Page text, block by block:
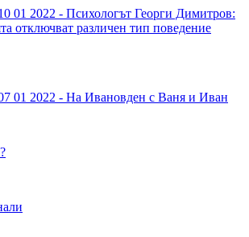
01 2022 - Психологът Георги Димитров:
отключват различен тип поведение
01 2022 - На Ивановден с Ваня и Иван